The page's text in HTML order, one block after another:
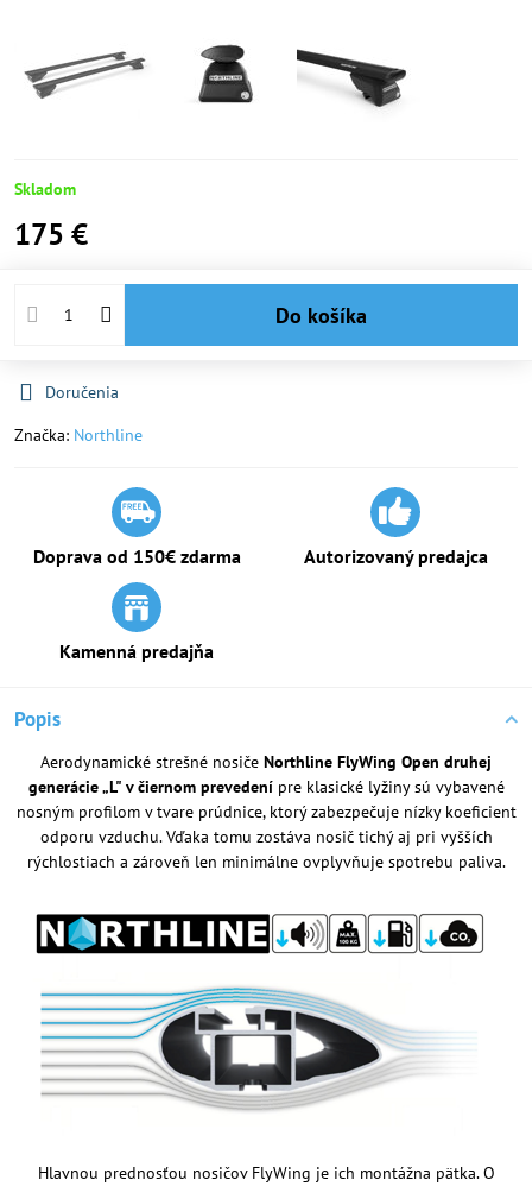
Skladom
175 €
Do košíka
Doručenia
Značka: Northline
Doprava od 150€ zdarma Autorizovaný predajca
Kamenná predajňa
Popis
Aerodynamické strešné nosiče Northline FlyWing Open druhej
generácie „L" v čiernom prevedenípre klasické lyžiny sú vybavené
nosným profilom v tvare prúdnice, ktorý zabezpečuje nízky koeficient
odporu vzduchu. Vďaka tomu zostáva nosič tichý aj pri vyšších
rýchlostiach a zároveň len minimálne ovplyvňuje spotrebu paliva.
Hlavnou prednosťou nosičov FlyWing je ich montážna pätka. O